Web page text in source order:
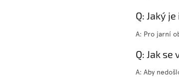
Q: Jaký
A: Pro jarní
Q: Jak
A: Aby